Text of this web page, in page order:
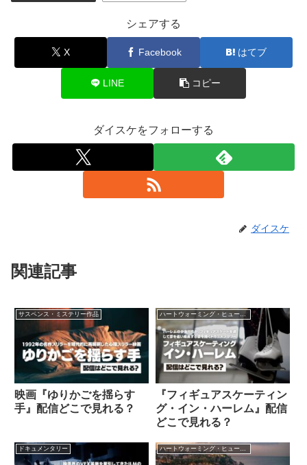
シェアする
X Facebook はてブ
LINE コピー
ダイスケをフォローする
ダイスケ
関連記事
サスペンス・ミステリー作品
映画『ゆりかごを揺らす
手』配信どこで見れる？
ハートウォーミング・ヒューマン作品
『フィギュアスケーティン
グ・イン・ハーレム』配信
どこで見れる？
ドキュメンタリー ハートウォーミング・ヒューマン作品